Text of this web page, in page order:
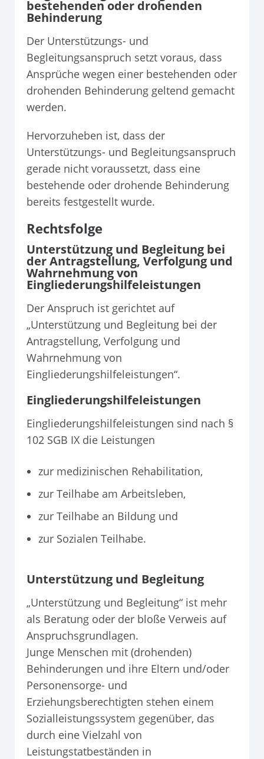
bestehenden oder drohenden
Behinderung
Der Unterstützungs- und
Begleitungsanspruch setzt voraus, dass
Ansprüche wegen einer bestehenden oder
drohenden Behinderung geltend gemacht
werden.
Hervorzuheben ist, dass der
Unterstützungs- und Begleitungsanspruch
gerade nicht voraussetzt, dass eine
bestehende oder drohende Behinderung
bereits festgestellt wurde.
Rechtsfolge
Unterstützung und Begleitung bei
der Antragstellung, Verfolgung und
Wahrnehmung von
Eingliederungshilfeleistungen
Der Anspruch ist gerichtet auf
„Unterstützung und Begleitung bei der
Antragstellung, Verfolgung und
Wahrnehmung von
Eingliederungshilfeleistungen“.
Eingliederungshilfeleistungen
Eingliederungshilfeleistungen sind nach §
102 SGB IX die Leistungen
zur medizinischen Rehabilitation,
zur Teilhabe am Arbeitsleben,
zur Teilhabe an Bildung und
zur Sozialen Teilhabe.
Unterstützung und Begleitung
„Unterstützung und Begleitung“ ist mehr
als Beratung oder der bloße Verweis auf
Anspruchsgrundlagen.
Junge Menschen mit (drohenden)
Behinderungen und ihre Eltern und/oder
Personensorge- und
Erziehungsberechtigten stehen einem
Sozialleistungssystem gegenüber, das
durch eine Vielzahl von
Leistungstatbeständen in